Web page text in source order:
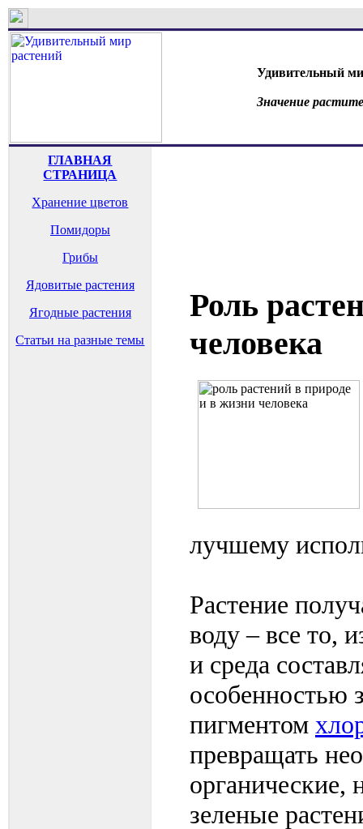
Удивительный
Значение
ГЛАВНАЯ
СТРАНИЦА
Хранение цветов
Помидоры
Грибы
Ядовитые растения
Ягодные растения
Статьи на разные темы
Роль
человека
лучшему
Растение
воду – все то,
и среда
особенностью
пигментом
превращать
зеленые